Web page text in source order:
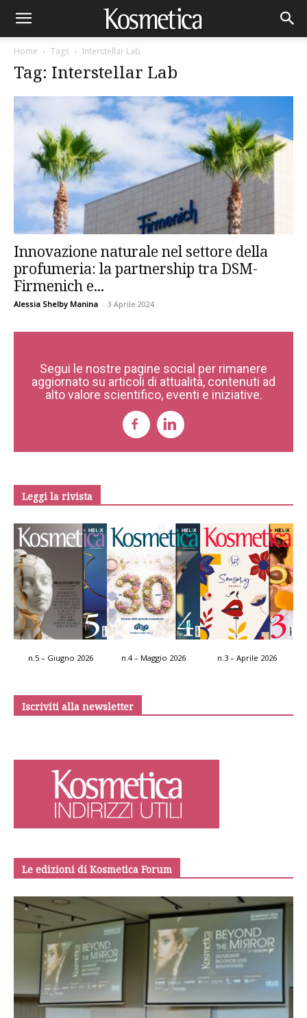
Home Tags Interstellar Lab
Tag: Interstellar Lab
Innovazione naturale nel settore della
profumeria: la partnership tra DSM-
Firmenich e...
Alessia Shelby Manina - 3 Aprile 2024
Segui le nostre pagine social per rimanere
aggiornato su articoli di attualità, contenuti ad
alto valore scientifico, eventi e iniziative.
Leggi la rivista
n.5 – Giugno 2026 n.4 – Maggio 2026 n.3 – Aprile 2026
Iscriviti alla newsletter
Le edizioni di Kosmetica Forum